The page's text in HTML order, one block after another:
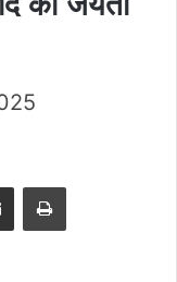
Share via Email Print